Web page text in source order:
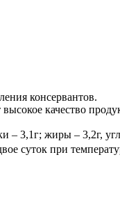
консервантов.
качество
3,1г; жиры – 3,2г,
суток при